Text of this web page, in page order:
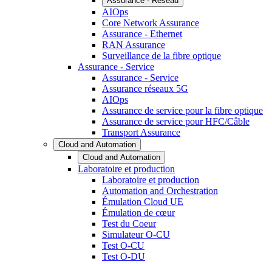
AIOps
Core Network Assurance
Assurance - Ethernet
RAN Assurance
Surveillance de la fibre optique
Assurance - Service
Assurance - Service
Assurance réseaux 5G
AIOps
Assurance de service pour la fibre optique
Assurance de service pour HFC/Câble
Transport Assurance
Cloud and Automation
Cloud and Automation
Laboratoire et production
Laboratoire et production
Automation and Orchestration
Émulation Cloud UE
Émulation de cœur
Test du Coeur
Simulateur O-CU
Test O-CU
Test O-DU